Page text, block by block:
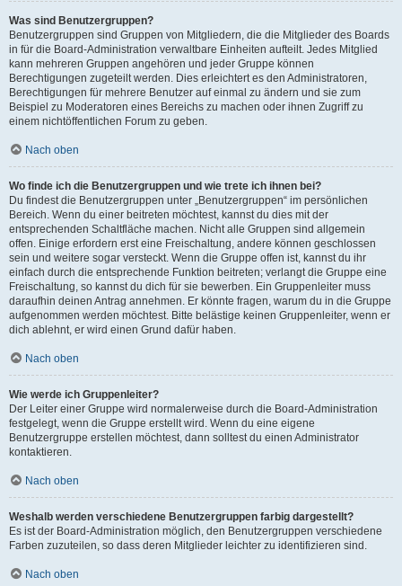
Was sind Benutzergruppen?
Benutzergruppen sind Gruppen von Mitgliedern, die die Mitglieder des Boards
in für die Board-Administration verwaltbare Einheiten aufteilt. Jedes Mitglied
kann mehreren Gruppen angehören und jeder Gruppe können
Berechtigungen zugeteilt werden. Dies erleichtert es den Administratoren,
Berechtigungen für mehrere Benutzer auf einmal zu ändern und sie zum
Beispiel zu Moderatoren eines Bereichs zu machen oder ihnen Zugriff zu
einem nichtöffentlichen Forum zu geben.
Nach oben
Wo finde ich die Benutzergruppen und wie trete ich ihnen bei?
Du findest die Benutzergruppen unter „Benutzergruppen“ im persönlichen
Bereich. Wenn du einer beitreten möchtest, kannst du dies mit der
entsprechenden Schaltfläche machen. Nicht alle Gruppen sind allgemein
offen. Einige erfordern erst eine Freischaltung, andere können geschlossen
sein und weitere sogar versteckt. Wenn die Gruppe offen ist, kannst du ihr
einfach durch die entsprechende Funktion beitreten; verlangt die Gruppe eine
Freischaltung, so kannst du dich für sie bewerben. Ein Gruppenleiter muss
daraufhin deinen Antrag annehmen. Er könnte fragen, warum du in die Gruppe
aufgenommen werden möchtest. Bitte belästige keinen Gruppenleiter, wenn er
dich ablehnt, er wird einen Grund dafür haben.
Nach oben
Wie werde ich Gruppenleiter?
Der Leiter einer Gruppe wird normalerweise durch die Board-Administration
festgelegt, wenn die Gruppe erstellt wird. Wenn du eine eigene
Benutzergruppe erstellen möchtest, dann solltest du einen Administrator
kontaktieren.
Nach oben
Weshalb werden verschiedene Benutzergruppen farbig dargestellt?
Es ist der Board-Administration möglich, den Benutzergruppen verschiedene
Farben zuzuteilen, so dass deren Mitglieder leichter zu identifizieren sind.
Nach oben